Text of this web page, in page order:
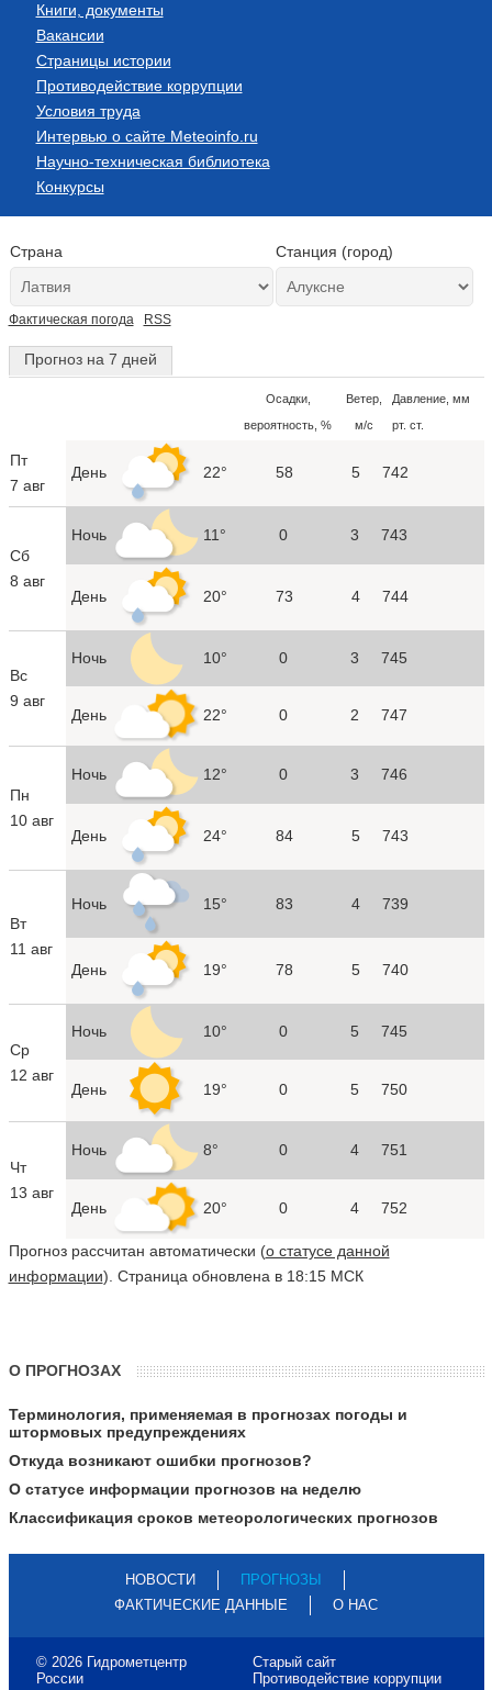
Книги, документы
Вакансии
Страницы истории
Противодействие коррупции
Условия труда
Интервью о сайте Meteoinfo.ru
Научно-техническая библиотека
Конкурсы
Страна Станция (город)
Фактическая погода RSS
Прогноз на 7 дней
Осадки,
вероятность, %
Ветер,
м/с
Давление, мм
рт. ст.
Пт
7 авг
День 22° 58 5 742
Сб
8 авг
Ночь 11° 0 3 743
День 20° 73 4 744
Вс
9 авг
Ночь 10° 0 3 745
День 22° 0 2 747
Пн
10 авг
Ночь 12° 0 3 746
День 24° 84 5 743
Вт
11 авг
Ночь 15° 83 4 739
День 19° 78 5 740
Ср
12 авг
Ночь 10° 0 5 745
День 19° 0 5 750
Чт
13 авг
Ночь 8° 0 4 751
День 20° 0 4 752
Прогноз рассчитан автоматически (о статусе данной
информации). Страница обновлена в 18:15 МСК
О ПРОГНОЗАХ
Терминология, применяемая в прогнозах погоды и
штормовых предупреждениях
Откуда возникают ошибки прогнозов?
О статусе информации прогнозов на неделю
Классификация сроков метеорологических прогнозов
НОВОСТИ
ПРОГНОЗЫ
ФАКТИЧЕСКИЕ ДАННЫЕ
О НАС
© 2026 Гидрометцентр
России
Старый сайт
Противодействие коррупции